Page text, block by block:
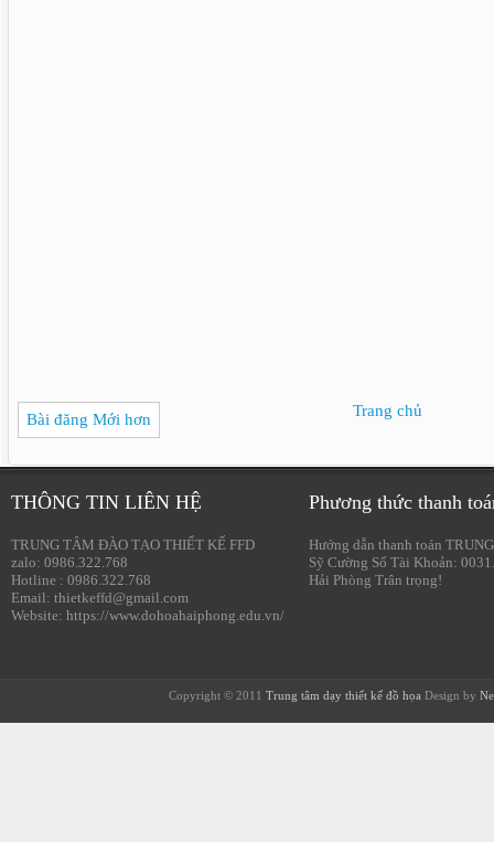
Bài đăng Mới hơn Trang chủ
THÔNG TIN LIÊN HỆ
TRUNG TÂM ĐÀO TẠO THIẾT KẾ FFD
zalo: 0986.322.768
Hotline : 0986.322.768
Email: thietkeffd@gmail.com
Website: https://www.dohoahaiphong.edu.vn/
Phương thức thanh
Hướng dẫn thanh toán
Sỹ Cường Số Tài Khoản:
Hải Phòng Trân trọng!
Copyright © 2011 Trung tâm dạy thiết kế đồ họa Design by